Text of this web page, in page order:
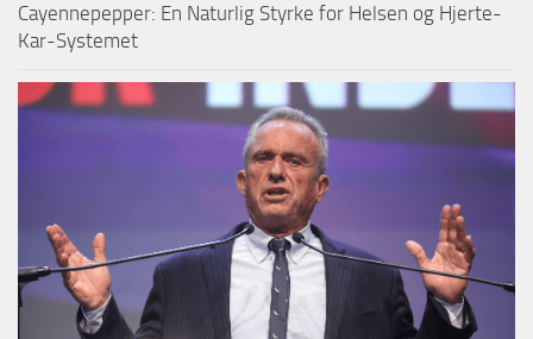
Cayennepepper: En Naturlig Styrke for Helsen og Hjerte-
Kar-Systemet